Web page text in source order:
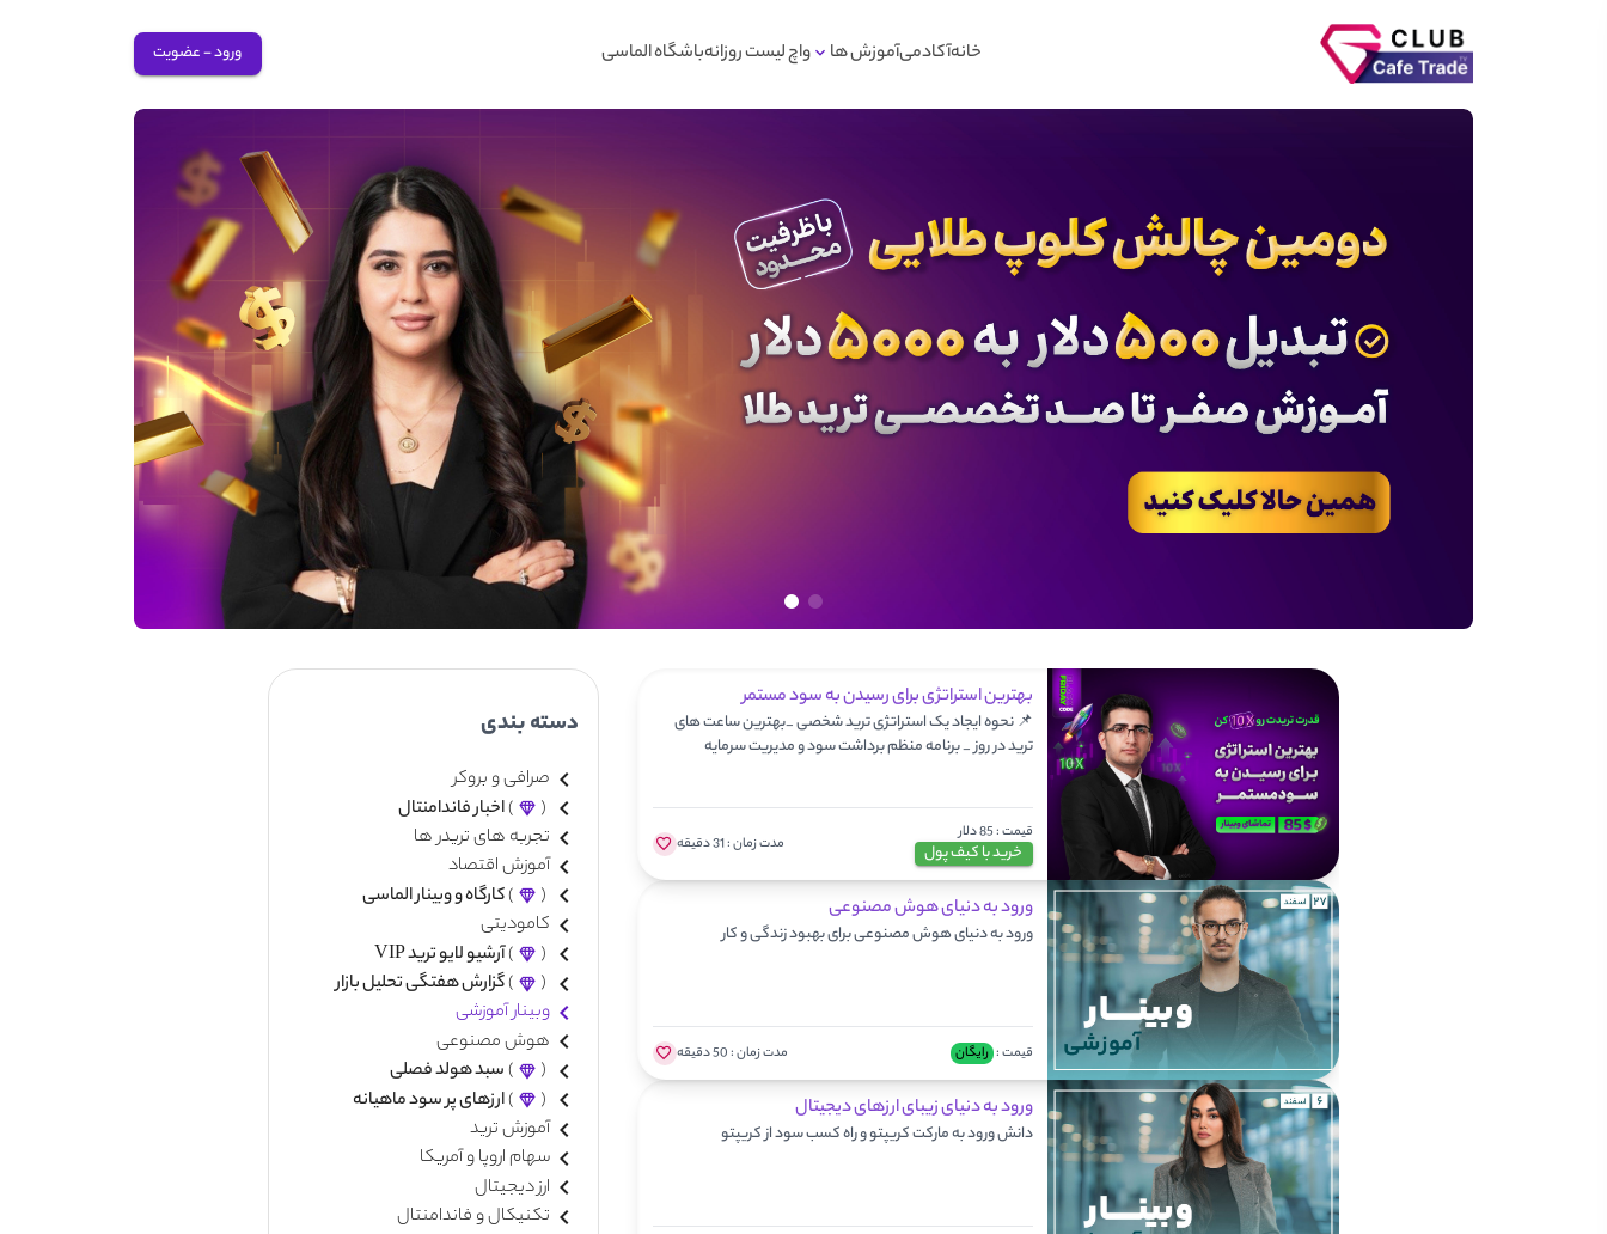
خانهآکادمیآموزش ها واچ لیست روزانهباشگاه الماسی ورود - عضویت
بهترین استراتژی برای رسیدن به سود مستمر
📌 نحوه ایجاد یک استراتژی ترید شخصی _بهترین ساعت های
ترید در روز _ برنامه منظم برداشت سود و مدیریت سرمایه
قیمت :85 دلار
خرید با کیف پول مدت زمان :31 دقیقه
ورود به دنیای هوش مصنوعی
ورود به دنیای هوش مصنوعی برای بهبود زندگی و کار
قیمت : رایگان مدت زمان :50 دقیقه
ورود به دنیای زیبای ارزهای دیجیتال
دانش ورود به مارکت کریپتو و راه کسب سود از کریپتو
دسته بندی
صرافی و بروکر
(
)اخبار فاندامنتال
تجربه های تریدر ها
آموزش اقتصاد
(
)کارگاه و وبینار الماسی
کامودیتی
(
)آرشیو لایو ترید VIP
(
)گزارش هفتگی تحلیل بازار
وبینار آموزشی
هوش مصنوعی
(
)سبد هولد فصلی
(
)ارزهای پر سود ماهیانه
آموزش ترید
سهام اروپا و آمریکا
ارز دیجیتال
تکنیکال و فاندامنتال